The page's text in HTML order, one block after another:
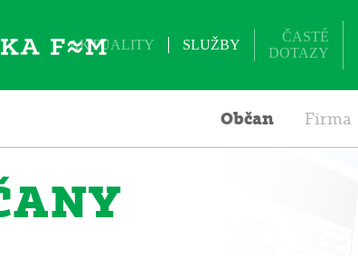
AKTUALITY SLUŽBY
ČASTÉ
DOTAZY
Občan Firma